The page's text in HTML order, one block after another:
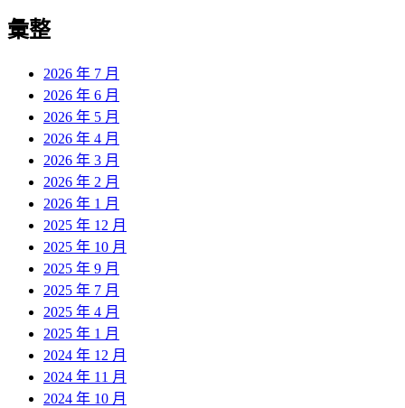
彙整
2026 年 7 月
2026 年 6 月
2026 年 5 月
2026 年 4 月
2026 年 3 月
2026 年 2 月
2026 年 1 月
2025 年 12 月
2025 年 10 月
2025 年 9 月
2025 年 7 月
2025 年 4 月
2025 年 1 月
2024 年 12 月
2024 年 11 月
2024 年 10 月